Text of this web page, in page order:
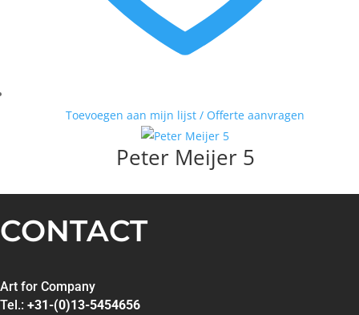
Toevoegen aan mijn lijst / Offerte aanvragen
Peter Meijer 5
CONTACT
Art for Company
Tel.: +31-(0)13-5454656